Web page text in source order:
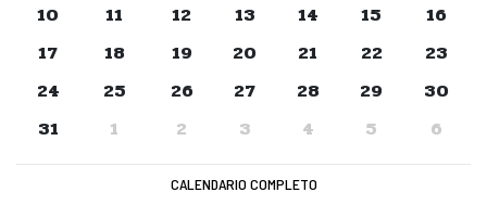
10
11 12 13 14 15
16
17
18 19 20 21 22
23
24
25 26 27 28 29
30
31
1 2 3 4 5 6
CALENDARIO COMPLETO